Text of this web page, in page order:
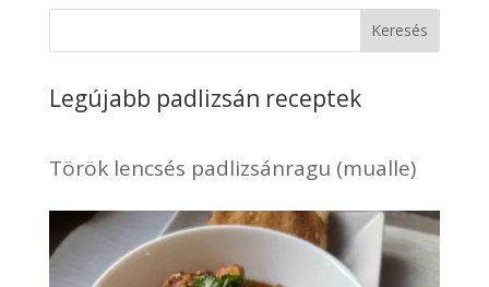
Keresés
Legújabb padlizsán receptek
Török lencsés padlizsánragu (mualle)